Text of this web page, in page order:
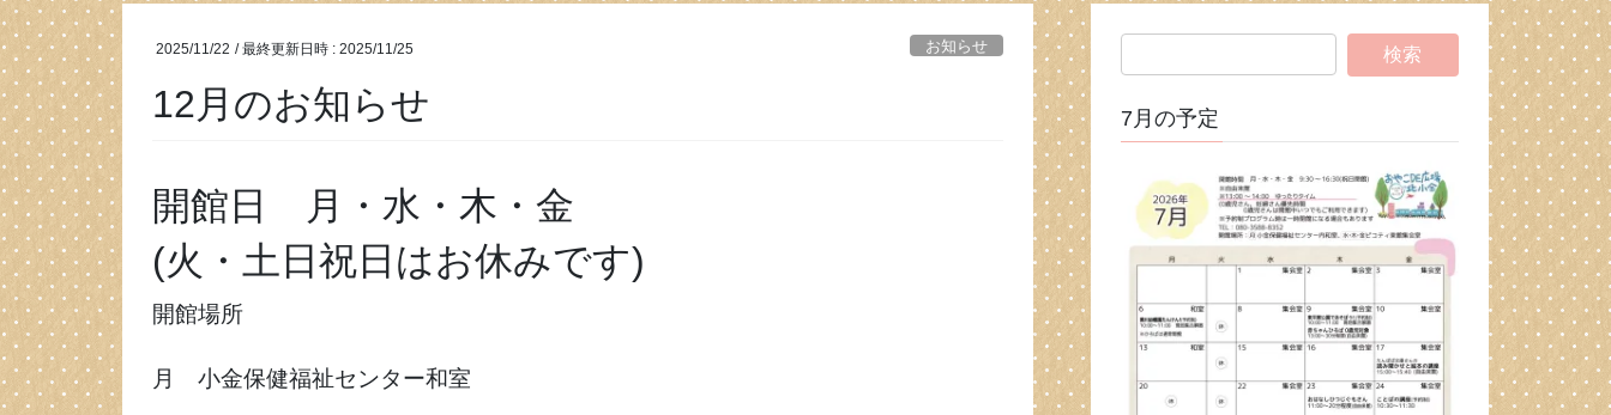
2025/11/22 / 最終更新日時 : 2025/11/25 お知らせ
12月のお知らせ
開館日 月・水・木・金
(火・土日祝日はお休みです)
開館場所
月 小金保健福祉センター和室
7月の予定